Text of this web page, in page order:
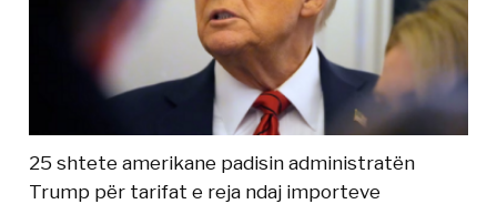
25 shtete amerikane padisin administratën
Trump për tarifat e reja ndaj importeve